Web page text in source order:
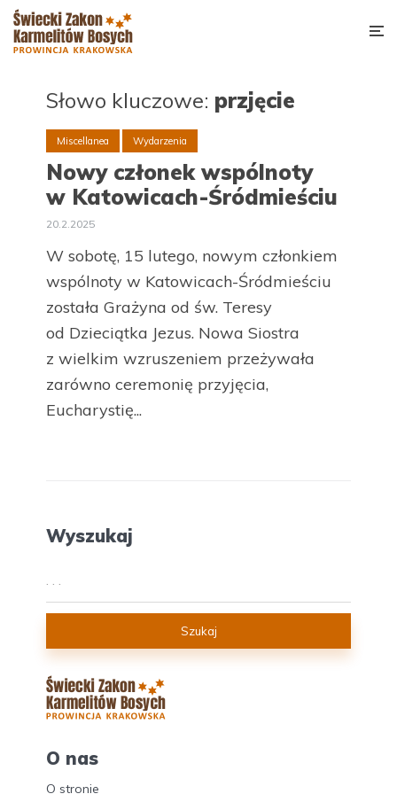
Słowo kluczowe: przjęcie
Miscellanea Wydarzenia
Nowy członek wspólnoty
w Katowicach-Śródmieściu
20.2.2025
W sobotę, 15 lutego, nowym członkiem
wspólnoty w Katowicach-Śródmieściu
została Grażyna od św. Teresy
od Dzieciątka Jezus. Nowa Siostra
z wielkim wzruszeniem przeżywała
zarówno ceremonię przyjęcia,
Eucharystię...
Wyszukaj
Szukaj
O nas
O stronie